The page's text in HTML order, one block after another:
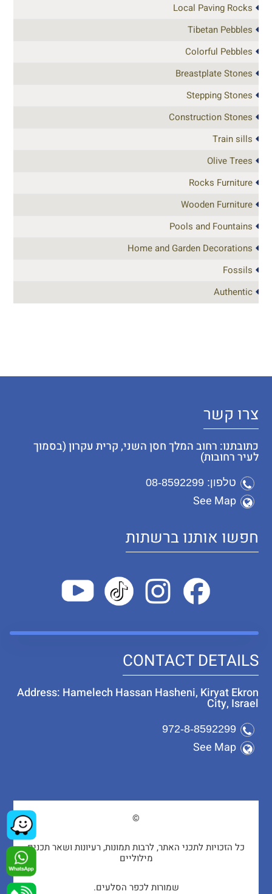
Local Paving Rocks
Tibetan Pebbles
Colorful Pebbles
Breastplate Stones
Stepping Stones
Construction Stones
Train sills
Olive Trees
Rocks Furniture
Wooden Furniture
Pools and Fountains
Home and Garden Decorations
Fossils
Authentic
צרו קשר
כתובתנו: רחוב המלך חסן השני, קרית עקרון (בסמוך
לעיר רחובות)
טלפון: 08-8592299
See Map
חפשו אותנו ברשתות
CONTACT DETAILS
Address: Hamelech Hassan Hasheni, Kiryat Ekron
City, Israel
972-8-8592299
See Map
©
כל הזכויות לתכני האתר, לרבות תמונות, רעיונות ושאר תכנים
מילוליים
שמורות לכפר הסלעים.